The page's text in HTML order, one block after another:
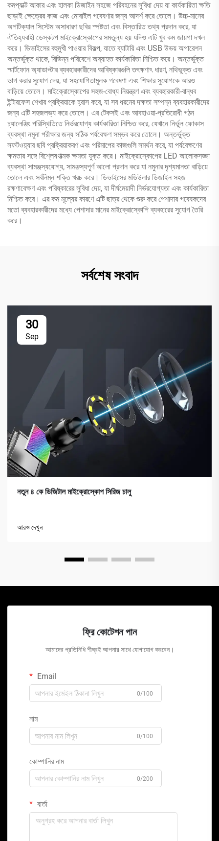
কমপ্যাক্ট আকার এবং হালকা ডিজাইন সহজে পরিবহনের সুবিধা দেয় যা কার্যকারিতা ক্ষতি
ছাড়াই ক্ষেত্রের কাজ এবং মোবাইল গবেষণার জন্য আদর্শ করে তোলে। উচ্চ-মানের
অপটিক্যাল সিস্টেম অসাধারণ ছবির স্পষ্টতা এবং বিস্তারিত তথ্য প্রদান করে, যা
ঐতিহ্যবাহী ডেস্কটপ মাইক্রোস্কোপের সমতুল্য হয় যদিও এটি খুব কম জায়গা দখল
করে। ডিভাইসের বহুমুখী পাওয়ার বিকল্প, যাতে ব্যাটারি এবং USB উভয় অপারেশন
অন্তর্ভুক্ত থাকে, বিভিন্ন পরিবেশে অব্যাহত কার্যকারিতা নিশ্চিত করে। অন্তর্ভুক্ত
স্মার্টফোন অ্যাডাপ্টার ব্যবহারকারীদের আবিষ্কারগুলি তৎক্ষণাৎ ধারণ, নথিভুক্ত এবং
ভাগ করার সুযোগ দেয়, যা সহযোগিতামূলক গবেষণা এবং শিক্ষার সুযোগকে আরও
বাড়িয়ে তোলে। মাইক্রোস্কোপের সহজ-বোধ্য নিয়ন্ত্রণ এবং ব্যবহারকারী-বান্ধব
ইন্টারফেস শেখার প্রক্রিয়াকে হ্রাস করে, যা সব ধরনের দক্ষতা সম্পন্ন ব্যবহারকারীদের
জন্য এটি সহজলভ্য করে তোলে। এর টেকসই এবং আবহাওয়া-প্রতিরোধী গঠন
চ্যালেঞ্জিং পরিস্থিতিতে নির্ভরযোগ্য কার্যকারিতা নিশ্চিত করে, যেখানে নির্ভুল ফোকাস
ব্যবস্থা নমুনা পরীক্ষার জন্য সঠিক পর্যবেক্ষণ সম্ভব করে তোলে। অন্তর্ভুক্ত
সফটওয়্যার ছবি প্রক্রিয়াকরণ এবং পরিমাপের কাজগুলি সমর্থন করে, যা পর্যবেক্ষণের
ক্ষমতার সঙ্গে বিশ্লেষণাত্মক ক্ষমতা যুক্ত করে। মাইক্রোস্কোপের LED আলোকসজ্জা
ব্যবস্থা সামঞ্জস্যযোগ্য, সামঞ্জস্যপূর্ণ আলো প্রদান করে যা নমুনার দৃশ্যমানতা বাড়িয়ে
তোলে এবং সর্বনিম্ন শক্তি খরচ করে। ডিভাইসের মডিউলার ডিজাইন সহজ
রক্ষণাবেক্ষণ এবং পরিষ্কারের সুবিধা দেয়, যা দীর্ঘমেয়াদী নির্ভরযোগ্যতা এবং কার্যকারিতা
নিশ্চিত করে। এর কম মূল্যের কারণে এটি ছাত্র থেকে শুরু করে পেশাদার গবেষকদের
মতো ব্যবহারকারীদের মধ্যে পেশাদার মানের মাইক্রোস্কোপি ব্যবহারের সুযোগ তৈরি
করে।
সর্বশেষ সংবাদ
30
Sep
নতুন ৪ কে ডিজিটাল মাইক্রোস্কোপ সিরিজ চালু
আরও দেখুন
ফ্রি কোটেশন পান
আমাদের প্রতিনিধি শীঘ্রই আপনার সাথে যোগাযোগ করবেন।
Email
0/100
নাম
0/100
কোম্পানির নাম
0/200
বার্তা